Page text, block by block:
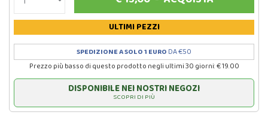
ULTIMI PEZZI
SPEDIZIONE A SOLO 1 EURO DA €50
Prezzo più basso di questo prodotto negli ultimi 30 giorni: € 19.00
DISPONIBILE NEI NOSTRI NEGOZI
SCOPRI DI PIÙ